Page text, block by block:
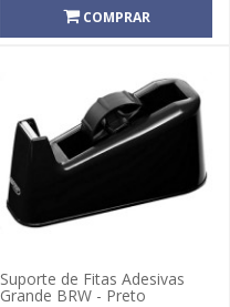
COMPRAR
Suporte de Fitas Adesivas
Grande BRW - Preto